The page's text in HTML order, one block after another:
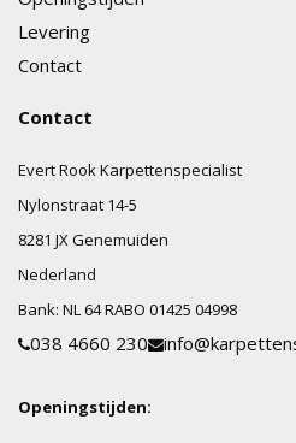
Levering
Contact
Contact
Evert Rook Karpettenspecialist
Nylonstraat 14-5
8281 JXGenemuiden
Nederland
Bank: NL 64 RABO 01425 04998
038 4660 230
Openingstijden: